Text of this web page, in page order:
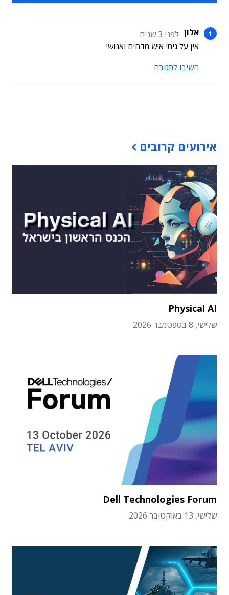
אלון לפני 3 שנים
אין על גימי איש מדהים ואנושי
השיבו לתגובה
אירועים קרובים
Physical AI
שלישי, 8 בספטמבר 2026
Dell Technologies Forum
שלישי, 13 באוקטובר 2026